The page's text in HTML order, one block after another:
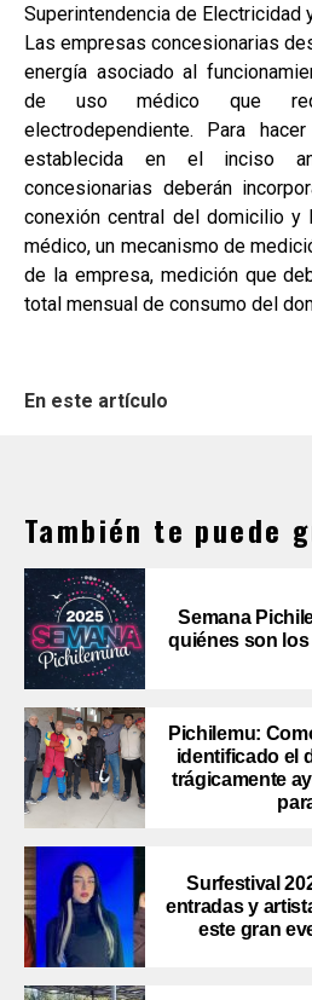
Superintendencia de Electricidad
Las empresas concesionarias
energía asociado al
de uso médico que
electrodependiente. Para
establecida en el inciso
concesionarias deberán
conexión central del domicilio
médico, un mecanismo de
de la empresa, medición que
total mensual de consumo del
En este artículo
También te puede
Semana
quiénes son
Pichilemu:
identificado el
trágicamente
Surfestival
entradas y
este gran